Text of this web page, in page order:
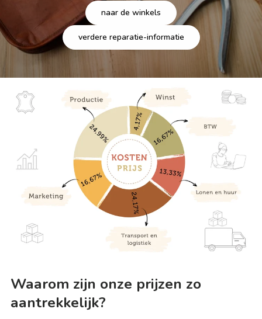
naar de winkels
verdere reparatie-informatie
Waarom zijn onze prijzen zo
aantrekkelijk?